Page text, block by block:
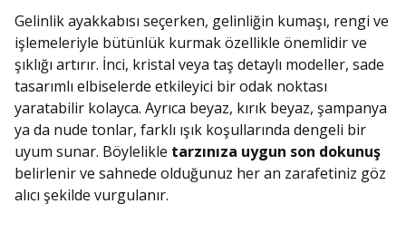
Gelinlik ayakkabısı seçerken, gelinliğin kumaşı, rengi ve
işlemeleriyle bütünlük kurmak özellikle önemlidir ve
şıklığı artırır. İnci, kristal veya taş detaylı modeller, sade
tasarımlı elbiselerde etkileyici bir odak noktası
yaratabilir kolayca. Ayrıca beyaz, kırık beyaz, şampanya
ya da nude tonlar, farklı ışık koşullarında dengeli bir
uyum sunar. Böylelikle tarzınıza uygun son dokunuş
belirlenir ve sahnede olduğunuz her an zarafetiniz göz
alıcı şekilde vurgulanır.